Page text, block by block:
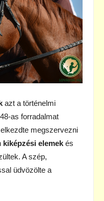
azt a történelmi
as forradalmat
megszervezni
kiképzési elemek és
A szép,
üdvözölte a